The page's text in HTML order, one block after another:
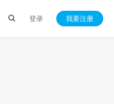
登录 我要注册